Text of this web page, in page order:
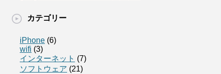
カテゴリー
iPhone (6)
wifi (3)
インターネット (7)
ソフトウェア (21)